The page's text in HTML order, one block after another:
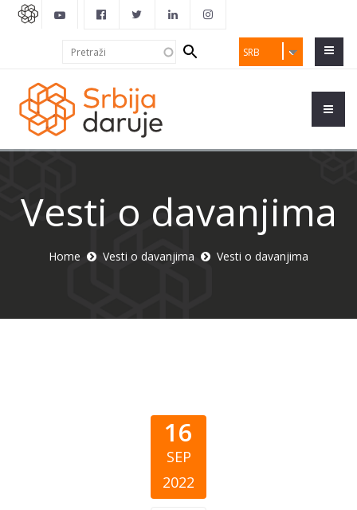
SRB
Search
form
Vesti o davanjima
Home Vesti o davanjima Vesti o davanjima
16
SEP
2022